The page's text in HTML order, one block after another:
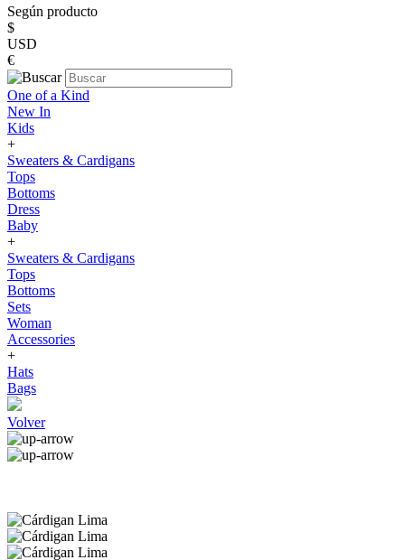
Según producto
$
USD
€
One of a Kind
New In
Kids
+
Sweaters & Cardigans
Tops
Bottoms
Dress
Baby
+
Sweaters & Cardigans
Tops
Bottoms
Sets
Woman
Accessories
+
Hats
Bags
Volver